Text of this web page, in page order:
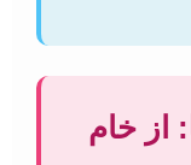
از خام